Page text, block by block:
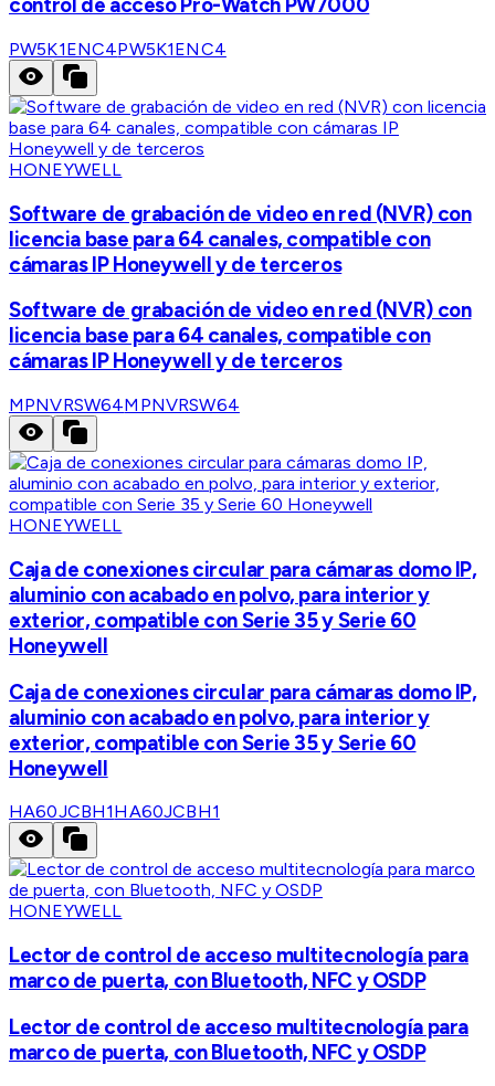
control de acceso Pro-Watch PW7000
PW5K1ENC4PW5K1ENC4
HONEYWELL
Software de grabación de video en red (NVR) con
licencia base para 64 canales, compatible con
cámaras IP Honeywell y de terceros
Software de grabación de video en red (NVR) con
licencia base para 64 canales, compatible con
cámaras IP Honeywell y de terceros
MPNVRSW64MPNVRSW64
HONEYWELL
Caja de conexiones circular para cámaras domo IP,
aluminio con acabado en polvo, para interior y
exterior, compatible con Serie 35 y Serie 60
Honeywell
Caja de conexiones circular para cámaras domo IP,
aluminio con acabado en polvo, para interior y
exterior, compatible con Serie 35 y Serie 60
Honeywell
HA60JCBH1HA60JCBH1
HONEYWELL
Lector de control de acceso multitecnología para
marco de puerta, con Bluetooth, NFC y OSDP
Lector de control de acceso multitecnología para
marco de puerta, con Bluetooth, NFC y OSDP